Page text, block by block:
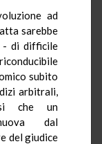
ad
sarebbe
- di difficile
subito
arbitrali,
che un
dal
del giudice